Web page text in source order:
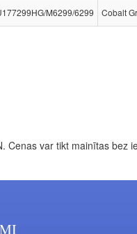
M6299/6299 Cobalt
Cenas var tikt mainītas bez